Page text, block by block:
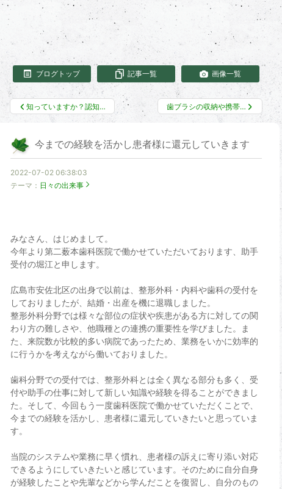
ブログトップ 記事一覧 画像一覧
知っていますか？認知… 歯ブラシの収納や携帯…
今までの経験を活かし患者様に還元していきます
2022-07-02 06:38:03
テーマ： 日々の出来事
みなさん、はじめまして。
今年より第二薮本歯科医院で働かせていただいております、助手
受付の堀江と申します。
広島市安佐北区の出身で以前は、整形外科・内科や歯科の受付を
しておりましたが、結婚・出産を機に退職しました。
整形外科分野では様々な部位の症状や疾患がある方に対しての関
わり方の難しさや、他職種との連携の重要性を学びました。ま
た、来院数が比較的多い病院であったため、業務をいかに効率的
に行うかを考えながら働いておりました。
歯科分野での受付では、整形外科とは全く異なる部分も多く、受
付や助手の仕事に対して新しい知識や経験を得ることができまし
た。そして、今回もう一度歯科医院で働かせていただくことで、
今までの経験を活かし、患者様に還元していきたいと思っていま
す。
当院のシステムや業務に早く慣れ、患者様の訴えに寄り添い対応
できるようにしていきたいと感じています。そのために自分自身
が経験したことや先輩などから学んだことを復習し、自分のもの